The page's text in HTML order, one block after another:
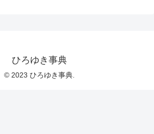
ひろゆき事典
© 2023 ひろゆき事典.